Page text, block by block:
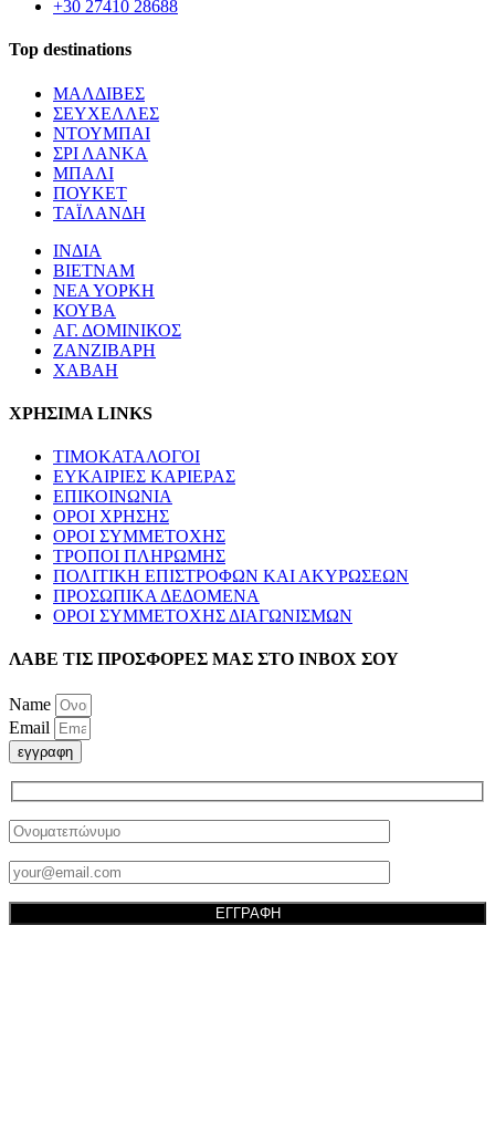
+30 27410 28688
Top destinations
ΜΑΛΔΙΒΕΣ
ΣΕΥΧΕΛΛΕΣ
ΝΤΟΥΜΠΑΙ
ΣΡΙ ΛΑΝΚΑ
ΜΠΑΛΙ
ΠΟΥΚΕΤ
ΤΑΪΛΑΝΔΗ
ΙΝΔΙΑ
ΒΙΕΤΝΑΜ
ΝΕΑ ΥΟΡΚΗ
ΚΟΥΒΑ
ΑΓ. ΔΟΜΙΝΙΚΟΣ
ΖΑΝΖΙΒΑΡΗ
ΧΑΒΑΗ
ΧΡΗΣΙΜΑ LINKS
ΤΙΜΟΚΑΤΑΛΟΓΟΙ
ΕΥΚΑΙΡΙΕΣ ΚΑΡΙΕΡΑΣ
ΕΠΙΚΟΙΝΩΝΙΑ
ΟΡΟΙ ΧΡΗΣΗΣ
ΟΡΟΙ ΣΥΜΜΕΤΟΧΗΣ
ΤΡΟΠΟΙ ΠΛΗΡΩΜΗΣ
ΠΟΛΙΤΙΚΗ ΕΠΙΣΤΡΟΦΩΝ ΚΑΙ ΑΚΥΡΩΣΕΩΝ
ΠΡΟΣΩΠΙΚΑ ΔΕΔΟΜΕΝΑ
ΟΡΟΙ ΣΥΜΜΕΤΟΧΗΣ ΔΙΑΓΩΝΙΣΜΩΝ
ΛΑΒΕ ΤΙΣ ΠΡΟΣΦΟΡΕΣ ΜΑΣ ΣΤΟ ΙΝΒΟΧ ΣΟΥ
Name
Email
εγγραφη